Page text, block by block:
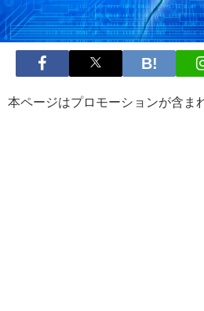
本ページはプロモーションが含ま